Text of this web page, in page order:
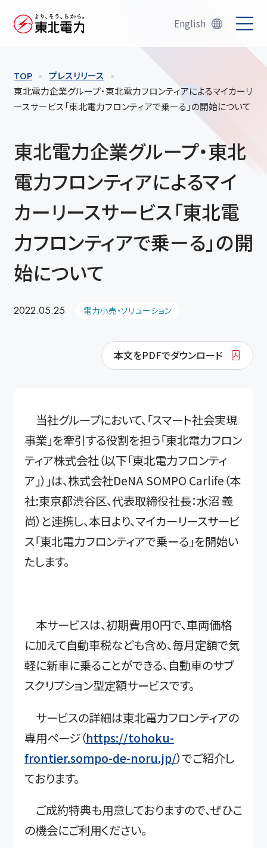
English
TOP
プレスリリース
東北電力企業グループ・東北電力フロンティアによるマイカーリ
ースサービス「東北電力フロンティアで乗ーる」の開始について
東北電力企業グループ・東北
電力フロンティアによるマイ
カーリースサービス「東北電
力フロンティアで乗ーる」の開
始について
2022.05.25 電力小売・ソリューション
本文をPDFでダウンロード
当社グループにおいて、「スマート社会実現
事業」を牽引する役割を担う「東北電力フロン
ティア株式会社（以下「東北電力フロンティ
ア」）」は、株式会社DeNA SOMPO Carlife（本
社:東京都渋谷区、代表取締役社長：水沼 義
尚）と連携し、本日より、マイカーリースサービ
ス「東北電力フロンティアで乗ーる」を開始い
たします。
本サービスは、初期費用０円で、車両価格
に加えて自動車税なども含め、毎月定額で気
軽に新車に乗ることができる、自動車のサブ
スクリプション型定額サービスです。
サービスの詳細は東北電力フロンティアの
専用ページ（https://tohoku-
frontier.sompo-de-noru.jp/）でご紹介し
ております。
ご成約特典も用意しておりますので、ぜひこ
の機会にご利用ください。